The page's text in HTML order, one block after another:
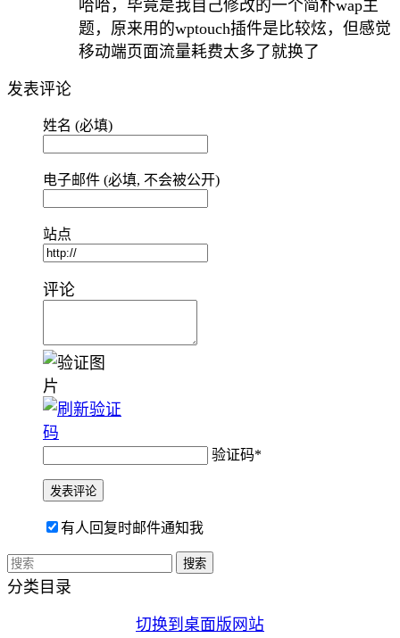
哈哈，毕竟是我自己修改的一个简朴wap主
题，原来用的wptouch插件是比较炫，但感觉
移动端页面流量耗费太多了就换了
发表评论
姓名 (必填)
电子邮件 (必填, 不会被公开)
站点
评论
验证码*
有人回复时邮件通知我
分类目录
切换到桌面版网站